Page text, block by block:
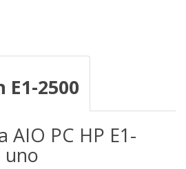
2500
PC HP E1-
uno